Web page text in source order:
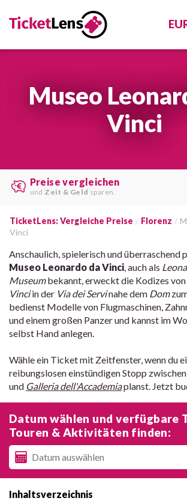
Museo
Vinci
Die besten Angebote
von verschiedenen Webseiten
TicketLens: Vergleiche Preise Florenz
Vinci
Anschaulich, spielerisch und überraschend
Museo Leonardo da Vinci , auch als
Museumbekannt, erweckt die Kodizes von
Vinciin der Via dei Servinahe dem Dom
bedienst Modelle von Flugmaschinen,
und einem großen Panzer und kannst im
selbst Hand anlegen.
Wähle ein Ticket mit Zeitfenster, wenn du
reibungslosen einstündigen Stopp zwischen
und Galleria dell'Accademiaplanst. Jetzt
Datum wählen und verfügbare
Touren & Aktivitäten finden:
Inhaltsverzeichnis